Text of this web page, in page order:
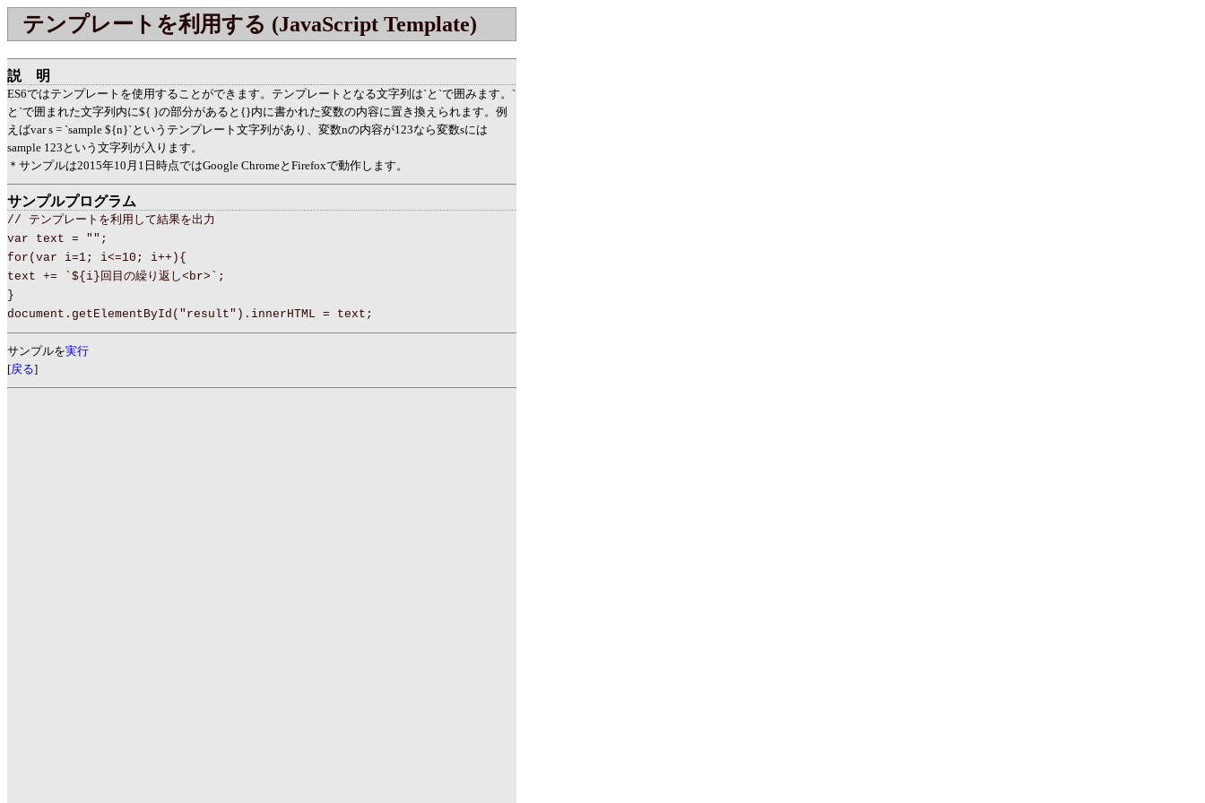
テンプレートを利用する (JavaScript Template)
説明
ES6ではテンプレートを使用することができます。テンプレートとなる文字列は`と`で囲みます。`
と`で囲まれた文字列内に${ }の部分があると{}内に書かれた変数の内容に置き換えられます。例
えばvar s = `sample ${n}`というテンプレート文字列があり、変数nの内容が123なら変数sには
sample 123という文字列が入ります。
＊サンプルは2015年10月1日時点ではGoogle ChromeとFirefoxで動作します。
サンプルプログラム
// テンプレートを利用して結果を出力
var text = "";
for(var i=1; i<=10; i++){
text += `${i}回目の繰り返し<br>`;
}
document.getElementById("result").innerHTML = text;
サンプルを実行
[戻る]